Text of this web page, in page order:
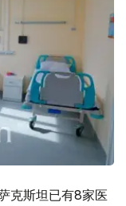
克斯坦已有8家医